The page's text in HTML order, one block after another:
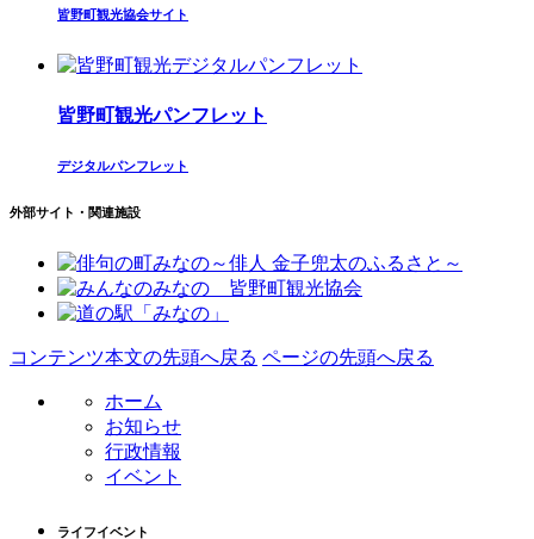
皆野町観光協会サイト
皆野町観光パンフレット
デジタルパンフレット
外部サイト・関連施設
コンテンツ本文の先頭へ戻る ページの先頭へ戻る
ホーム
お知らせ
行政情報
イベント
ライフイベント